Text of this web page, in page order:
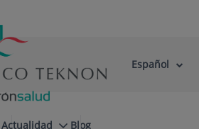
Selector
Idioma
Español
Actualidad Blog